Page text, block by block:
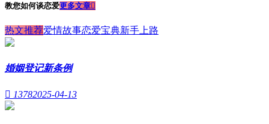
教您如何谈恋爱更多文章
热文推荐爱情故事恋爱宝典新手上路
婚姻登记新条例
 13782025-04-13